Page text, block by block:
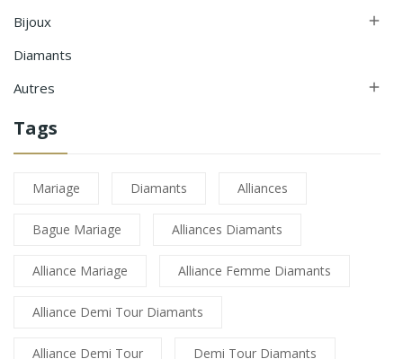
Bijoux 
Diamants
Autres

Tags
Mariage Diamants Alliances
Bague Mariage Alliances Diamants
Alliance Mariage Alliance Femme Diamants
Alliance Demi Tour Diamants
Alliance Demi Tour Demi Tour Diamants